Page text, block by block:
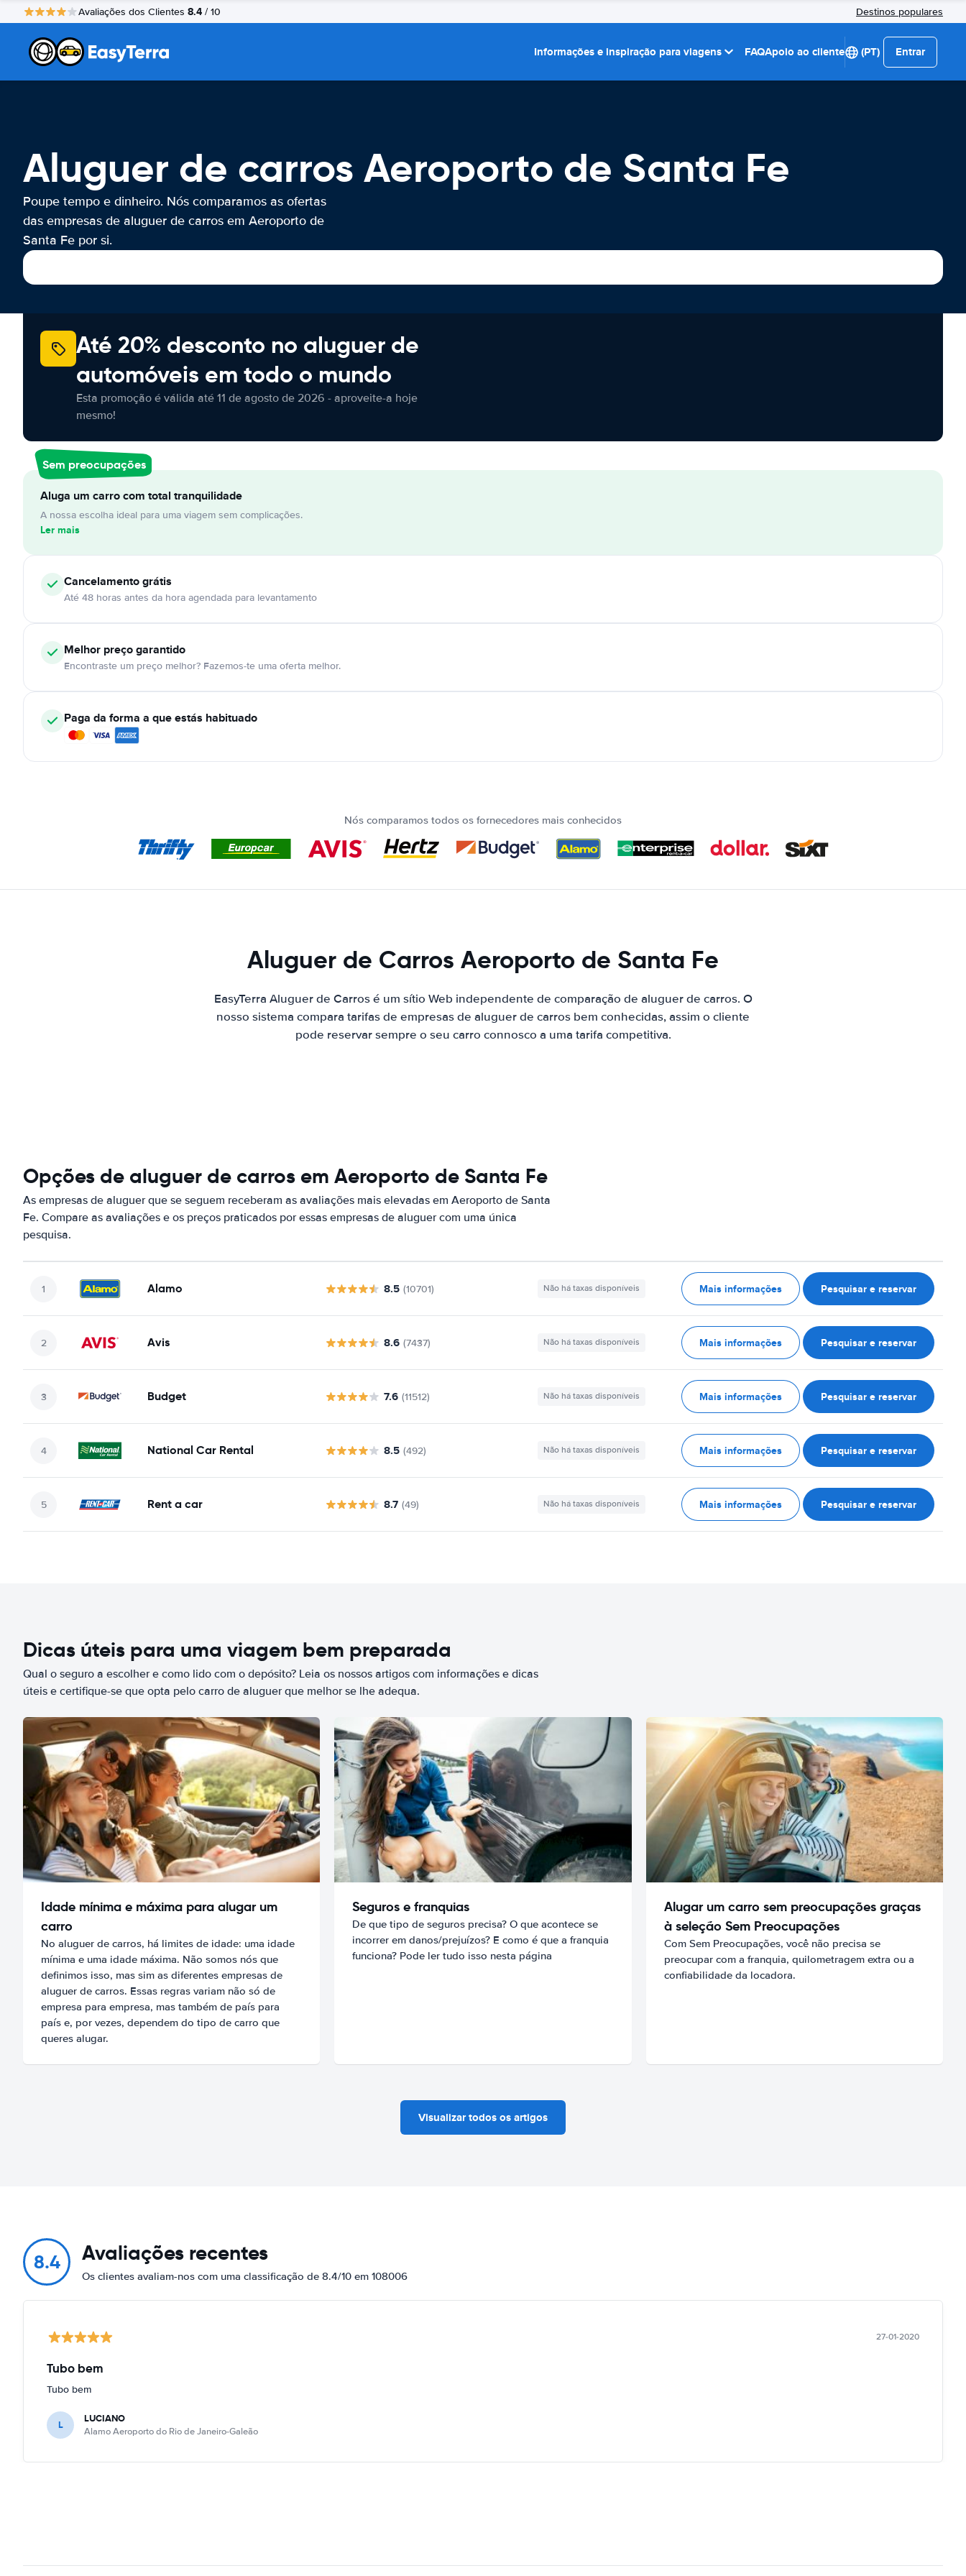
Avaliações dos Clientes 8.4 / 10 Destinos populares
Informações e inspiração para viagens FAQApoio ao cliente (PT) Entrar
Aluguer de carros Aeroporto de Santa Fe
Poupe tempo e dinheiro. Nós comparamos as ofertas
das empresas de aluguer de carros em Aeroporto de
Santa Fe por si.
Até 20% desconto no aluguer de
automóveis em todo o mundo
Esta promoção é válida até 11 de agosto de 2026 - aproveite-a hoje
mesmo!
Sem preocupações
Aluga um carro com total tranquilidade
A nossa escolha ideal para uma viagem sem complicações.
Ler mais
Cancelamentográtis
Até 48 horas antes da hora agendada para levantamento
Melhor preço garantido
Encontraste um preço melhor? Fazemos-te uma oferta melhor.
Paga da forma a que estás habituado
Nós comparamos todos os fornecedores mais conhecidos
Aluguer de Carros Aeroporto de Santa Fe
EasyTerra Aluguer de Carros é um sítio Web independente de comparação de aluguer de carros. O
nosso sistema compara tarifas de empresas de aluguer de carros bem conhecidas, assim o cliente
pode reservar sempre o seu carro connosco a uma tarifa competitiva.
Opções de aluguer de carros em Aeroporto de Santa Fe
As empresas de aluguer que se seguem receberam as avaliações mais elevadas em Aeroporto de Santa
Fe. Compare as avaliações e os preços praticados por essas empresas de aluguer com uma única
pesquisa.
Alamo 8.5 (10701) Não há taxas disponíveis Mais informações Pesquisar e reservar
Avis 8.6 (7437) Não há taxas disponíveis Mais informações Pesquisar e reservar
Budget 7.6 (11512) Não há taxas disponíveis Mais informações Pesquisar e reservar
National Car Rental 8.5 (492) Não há taxas disponíveis Mais informações Pesquisar e reservar
Rent a car 8.7 (49) Não há taxas disponíveis Mais informações Pesquisar e reservar
Dicas úteis para uma viagem bem preparada
Qual o seguro a escolher e como lido com o depósito? Leia os nossos artigos com informações e dicas
úteis e certifique-se que opta pelo carro de aluguer que melhor se lhe adequa.
Idade mínima e máxima para alugar um
carro
No aluguer de carros, há limites de idade: uma idade
mínima e uma idade máxima. Não somos nós que
definimos isso, mas sim as diferentes empresas de
aluguer de carros. Essas regras variam não só de
empresa para empresa, mas também de país para
país e, por vezes, dependem do tipo de carro que
queres alugar.
Seguros e franquias
De que tipo de seguros precisa? O que acontece se
incorrer em danos/prejuízos? E como é que a franquia
funciona? Pode ler tudo isso nesta página
Alugar um carro sem preocupações graças
à seleção Sem Preocupações
Com Sem Preocupações, você não precisa se
preocupar com a franquia, quilometragem extra ou a
confiabilidade da locadora.
Visualizar todos os artigos
8.4 Avaliações recentes
Os clientes avaliam-nos com uma classificação de 8.4/10 em 108006
27-01-2020
Tubo bem
Tubo bem
L LUCIANO
Alamo Aeroporto do Rio de Janeiro-Galeão